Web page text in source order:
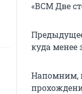
«ВСМ Две
куда
Напомним,